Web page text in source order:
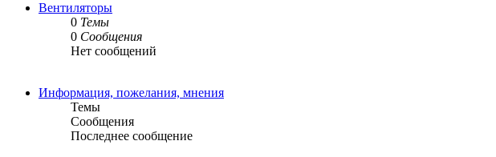
Вентиляторы
0 Темы
0 Сообщения
Нет сообщений
Информация, пожелания, мнения
Темы
Сообщения
Последнее сообщение